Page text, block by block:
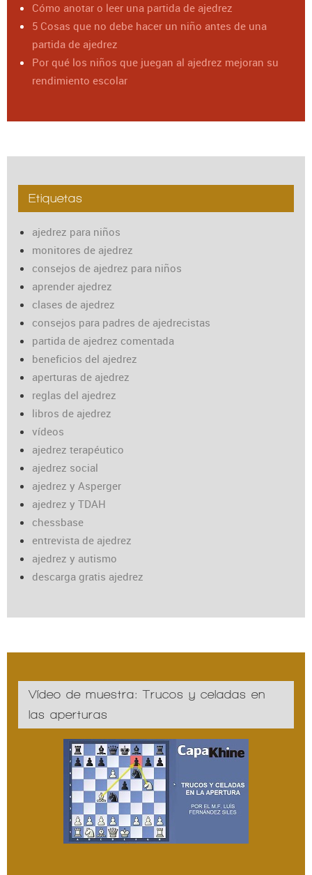
Cómo anotar o leer una partida de ajedrez
5 Cosas que no debe hacer un niño antes de una
partida de ajedrez
Por qué los niños que juegan al ajedrez mejoran su
rendimiento escolar
Etiquetas
ajedrez para niños
monitores de ajedrez
consejos de ajedrez para niños
aprender ajedrez
clases de ajedrez
consejos para padres de ajedrecistas
partida de ajedrez comentada
beneficios del ajedrez
aperturas de ajedrez
reglas del ajedrez
libros de ajedrez
vídeos
ajedrez terapéutico
ajedrez social
ajedrez y Asperger
ajedrez y TDAH
chessbase
entrevista de ajedrez
ajedrez y autismo
descarga gratis ajedrez
Vídeo de muestra: Trucos y celadas en
las aperturas